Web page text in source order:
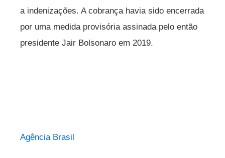
a indenizações. A cobrança havia sido encerrada
por uma medida provisória assinada pelo então
presidente Jair Bolsonaro em 2019.
Agência Brasil